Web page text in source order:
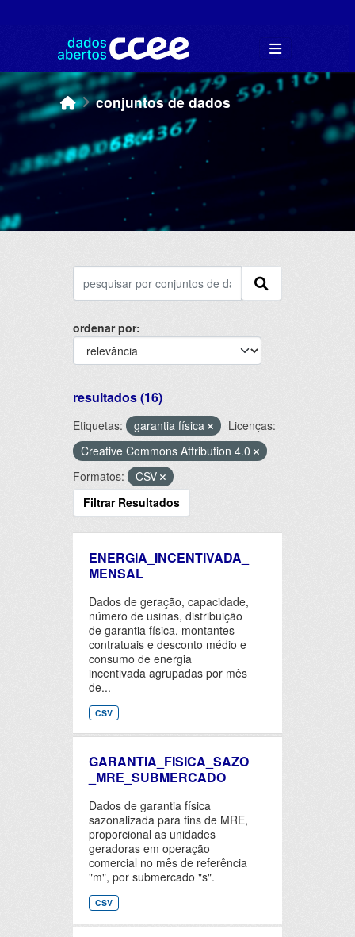
conjuntos de dados
ordenar por
resultados (16)
Etiquetas: garantia física
Licenças:
Creative Commons Attribution 4.0
Formatos:
CSV
Filtrar Resultados
ENERGIA_INCENTIVADA_
MENSAL
Dados de geração, capacidade,
número de usinas, distribuição
de garantia física, montantes
contratuais e desconto médio e
consumo de energia
incentivada agrupadas por mês
de...
CSV
GARANTIA_FISICA_SAZO
_MRE_SUBMERCADO
Dados de garantia física
sazonalizada para fins de MRE,
proporcional as unidades
geradoras em operação
comercial no mês de referência
"m", por submercado "s".
CSV